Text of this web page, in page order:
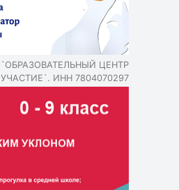
ЦЕНТР
ИНН 7804070297